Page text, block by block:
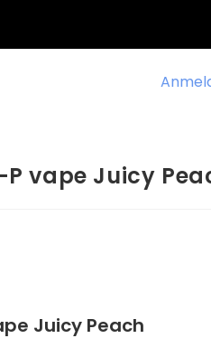
vape Juicy
Juicy Peach